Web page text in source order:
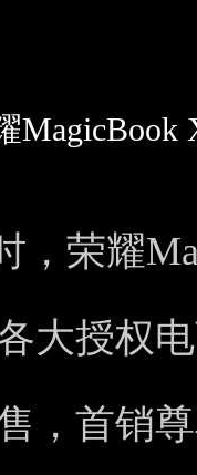
MagicBook
，荣耀
大授权
，首销